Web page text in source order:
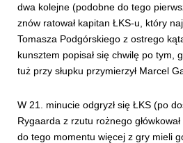
dwa kolejne (podobne do tego
znów ratował kapitan ŁKS-u, który
Tomasza Podgórskiego z ostrego
kunsztem popisał się chwilę po tym,
tuż przy słupku przymierzył Marcel
W 21. minucie odgryzł się ŁKS (po
Rygaarda z rzutu rożnego
do tego momentu więcej z gry mieli